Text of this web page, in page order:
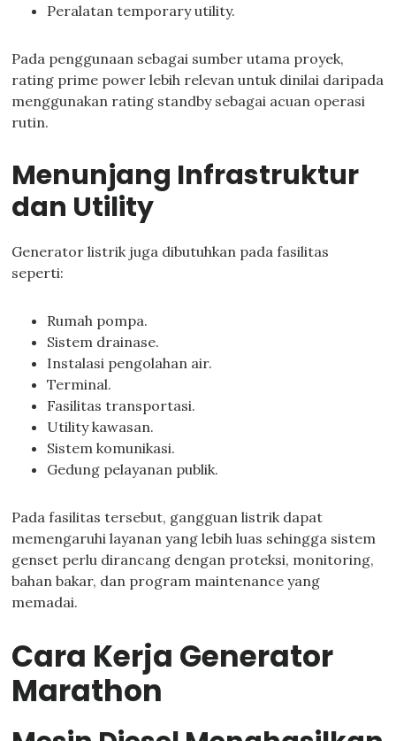
Peralatan temporary utility.
Pada penggunaan sebagai sumber utama proyek,
rating prime power lebih relevan untuk dinilai daripada
menggunakan rating standby sebagai acuan operasi
rutin.
Menunjang Infrastruktur
dan Utility
Generator listrik juga dibutuhkan pada fasilitas
seperti:
Rumah pompa.
Sistem drainase.
Instalasi pengolahan air.
Terminal.
Fasilitas transportasi.
Utility kawasan.
Sistem komunikasi.
Gedung pelayanan publik.
Pada fasilitas tersebut, gangguan listrik dapat
memengaruhi layanan yang lebih luas sehingga sistem
genset perlu dirancang dengan proteksi, monitoring,
bahan bakar, dan program maintenance yang
memadai.
Cara Kerja Generator
Marathon